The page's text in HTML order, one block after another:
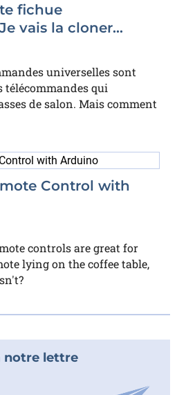
fichue
vais la cloner...
universelles sont
télécommandes qui
de salon. Mais comment
Control with
controls are great for
lying on the coffee table,
notre lettre